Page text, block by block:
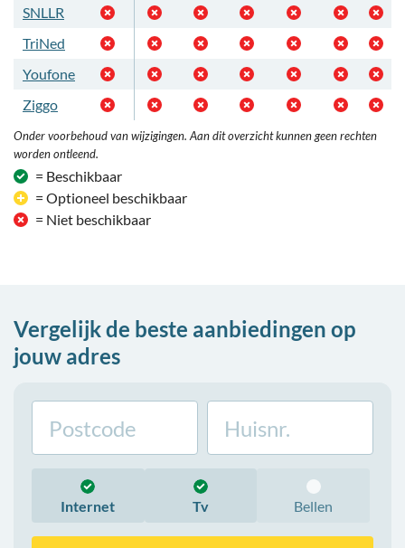
SNLLR
TriNed
Youfone
Ziggo
Onder voorbehoud van wijzigingen. Aan dit overzicht kunnen geen rechten
worden ontleend.
= Beschikbaar
= Optioneel beschikbaar
= Niet beschikbaar
Vergelijk de beste aanbiedingen op
jouw adres
Internet Tv Bellen